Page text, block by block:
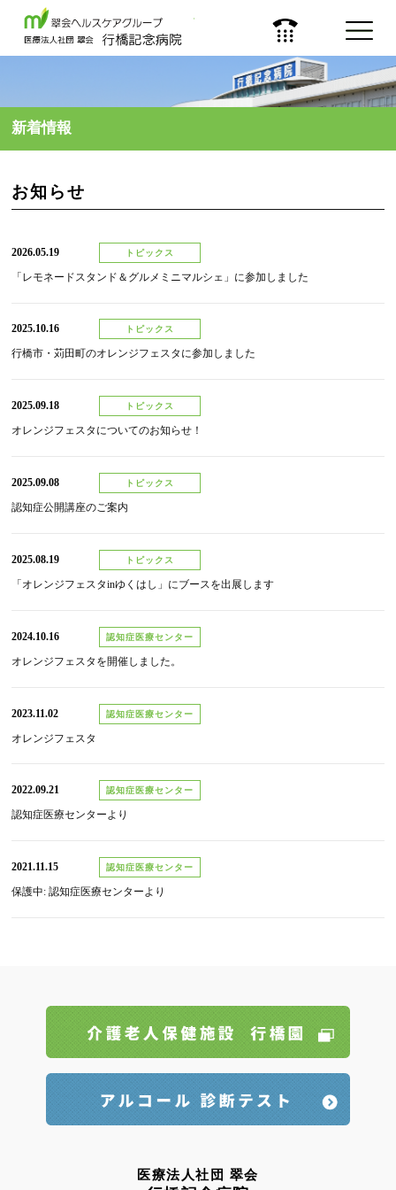
新着情報
お知らせ
2026.05.19 トピックス
「レモネードスタンド＆グルメミニマルシェ」に参加しました
2025.10.16 トピックス
行橋市・苅田町のオレンジフェスタに参加しました
2025.09.18 トピックス
オレンジフェスタについてのお知らせ！
2025.09.08 トピックス
認知症公開講座のご案内
2025.08.19 トピックス
「オレンジフェスタinゆくはし」にブースを出展します
2024.10.16 認知症医療センター
オレンジフェスタを開催しました。
2023.11.02 認知症医療センター
オレンジフェスタ
2022.09.21 認知症医療センター
認知症医療センターより
2021.11.15 認知症医療センター
保護中: 認知症医療センターより
医療法人社団 翠会